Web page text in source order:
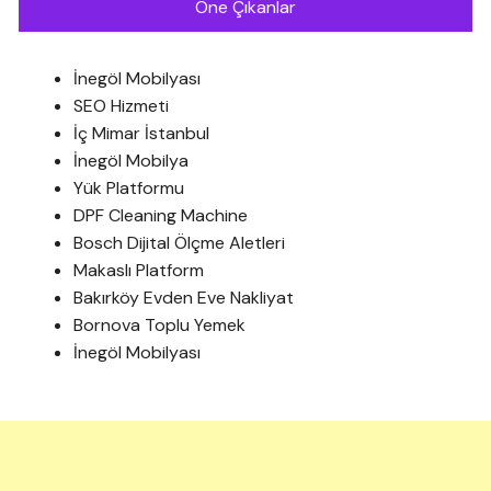
Öne Çıkanlar
İnegöl Mobilyası
SEO Hizmeti
İç Mimar İstanbul
İnegöl Mobilya
Yük Platformu
DPF Cleaning Machine
Bosch Dijital Ölçme Aletleri
Makaslı Platform
Bakırköy Evden Eve Nakliyat
Bornova Toplu Yemek
İnegöl Mobilyası